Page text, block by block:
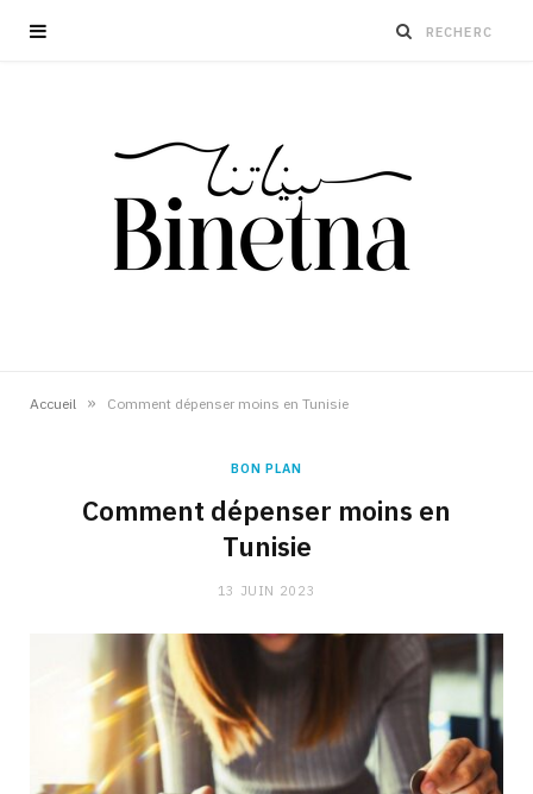
Accueil » Comment dépenser moins en Tunisie
BON PLAN
Comment dépenser moins en
Tunisie
13 JUIN 2023